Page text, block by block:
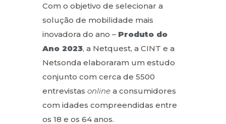
Com o objetivo de selecionar a
solução de mobilidade mais
inovadora do ano – Produto do
Ano 2023, a Netquest, a CINT e a
Netsonda elaboraram um estudo
conjunto com cerca de 5500
entrevistas online a consumidores
com idades compreendidas entre
os 18 e os 64 anos.